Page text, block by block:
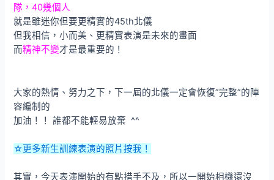
隊，40幾個人
就是雖迷你但要更精實的45th北儀
但我相信，小而美、更精實表演是未來的畫面
而精神不變才是最重要的！
大家的熱情、努力之下，下一屆的北儀一定會恢復”完整”的陣
容編制的
加油！！ 誰都不能輕易放棄 ^^
☆更多新生訓練表演的照片按我！
其實，今天表演開始的有點措手不及，所以一開始相機還沒